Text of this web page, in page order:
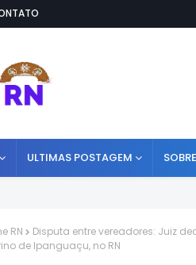
ULTIMAS POSTAGEM
RN
Disputa entre vereadores: Juiz
de Ipanguaçu, no RN